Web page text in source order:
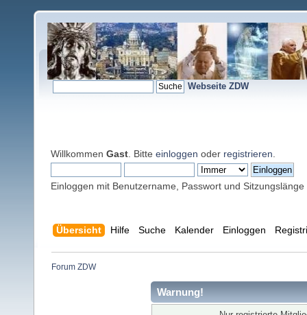
Webseite ZDW
Willkommen Gast . Bitte einloggen oder registrieren
Einloggen mit Benutzername, Passwort und Sitzungslänge
Übersicht Hilfe Suche Kalender Einloggen
Forum ZDW
Warnung!